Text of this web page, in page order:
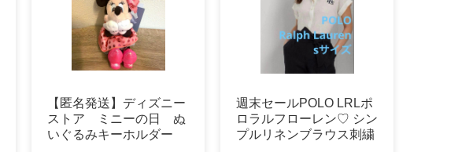
【匿名発送】ディズニー
ストア ミニーの日 ぬ
いぐるみキーホルダー
週末セールPOLO LRLポ
ロラルフローレン♡ シン
プルリネンブラウス刺繍